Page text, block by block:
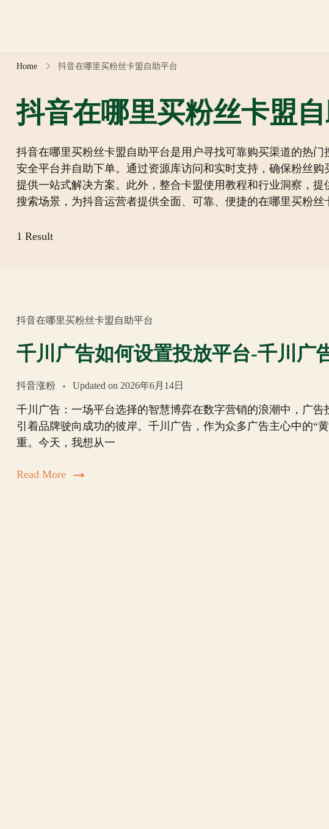
Home 抖音在哪里买粉丝卡盟自助平台
抖音在哪里买粉丝卡盟
抖音在哪里买粉丝卡盟自助平台是用户寻找可靠购买渠道的热
安全平台并自助下单。通过资源库访问和实时支持，确保粉丝
提供一站式解决方案。此外，整合卡盟使用教程和行业洞察，
搜索场景，为抖音运营者提供全面、可靠、便捷的在哪里买粉丝
1 Result
抖音在哪里买粉丝卡盟自助平台
千川广告如何设置投放平台-千川广
抖音涨粉 Updated on 2026年6月14日
千川广告：一场平台选择的智慧博弈在数字营销的浪潮中，广
引着品牌驶向成功的彼岸。千川广告，作为众多广告主心中的“
重。今天，我想从一
Read More